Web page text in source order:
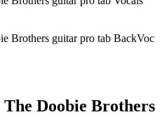
The Doobie Brothers